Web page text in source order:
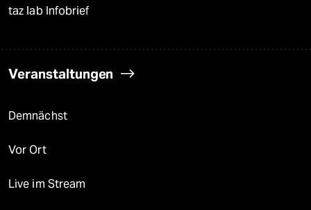
taz lab Infobrief
Veranstaltungen
Demnächst
Vor Ort
Live im Stream